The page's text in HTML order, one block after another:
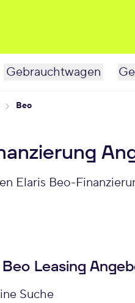
Gebrauchtwagen
Beo
Elaris Beo-
Leasing
Suche